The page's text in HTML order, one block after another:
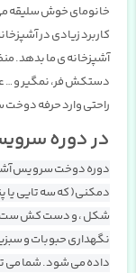
خانومای خوش سلیقه
کاربرد زیادی در
آشپزخانه ی ما بدهد.
دستکش فر، نمگیر و …
راحتی وارد حرفه
در دوره
دوره دوخت سرویس
دمکنی( که سه تایی یا
شکل ، و دست کش ست،
نگهداری حبوبات و
داده می شود. شما می